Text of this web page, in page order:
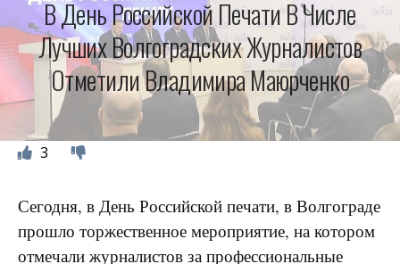
В День Российской Печати В Числе
Лучших Волгоградских Журналистов
Отметили Владимира Маюрченко
3
Сегодня, в День Российской печати, в Волгограде
прошло торжественное мероприятие, на котором
отмечали журналистов за профессиональные